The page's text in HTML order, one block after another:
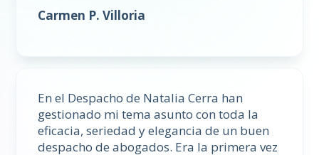
Carmen P. Villoria
En el Despacho de Natalia Cerra han
gestionado mi tema asunto con toda la
eficacia, seriedad y elegancia de un buen
despacho de abogados. Era la primera vez